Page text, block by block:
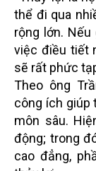
thể đi qua
rộng lớn.
việc điều tiết
sẽ rất phức
Theo ông
công ích giúp
môn sâu.
động; trong
cao đẳng,